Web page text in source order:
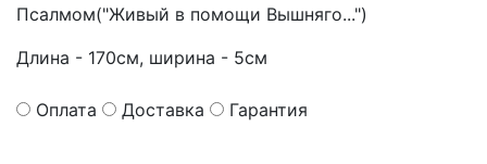
Псалмом("Живый в помощи Вышняго...")
Длина - 170см, ширина - 5см
Оплата Доставка Гарантия